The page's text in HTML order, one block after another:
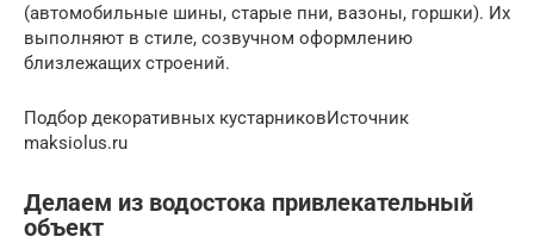
(автомобильные шины, старые пни, вазоны, горшки). Их
выполняют в стиле, созвучном оформлению
близлежащих строений.
Подбор декоративных кустарниковИсточник
maksiolus.ru
Делаем из водостока привлекательный
объект